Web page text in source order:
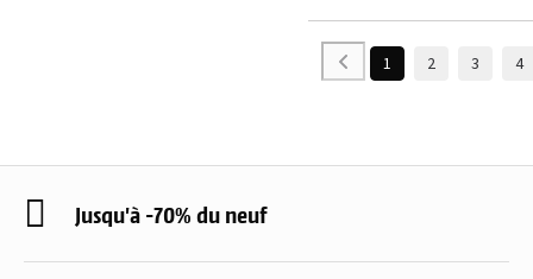
1 2 3 4
Jusqu'à -70% du neuf